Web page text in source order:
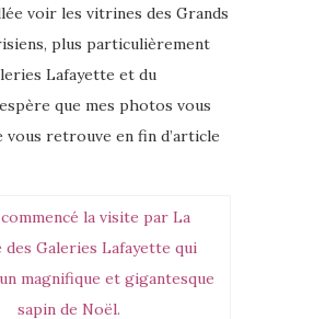
voir les vitrines des Grands
plus particulièrement
Lafayette et du
que mes photos vous
vous retrouve en fin d’article